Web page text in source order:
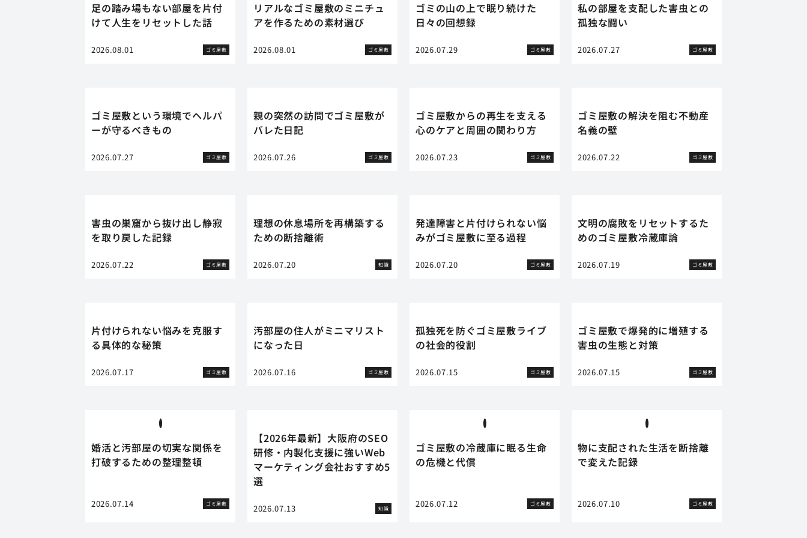
足の踏み場もない部屋を片付
けて人生をリセットした話
2026.08.01 ゴミ屋敷
リアルなゴミ屋敷のミニチュ
アを作るための素材選び
2026.08.01 ゴミ屋敷
ゴミの山の上で眠り続けた
日々の回想録
2026.07.29 ゴミ屋敷
私の部屋を支配した害虫との
孤独な闘い
2026.07.27 ゴミ屋敷
ゴミ屋敷という環境でヘルパ
ーが守るべきもの
2026.07.27 ゴミ屋敷
親の突然の訪問でゴミ屋敷が
バレた日記
2026.07.26 ゴミ屋敷
ゴミ屋敷からの再生を支える
心のケアと周囲の関わり方
2026.07.23 ゴミ屋敷
ゴミ屋敷の解決を阻む不動産
名義の壁
2026.07.22 ゴミ屋敷
害虫の巣窟から抜け出し静寂
を取り戻した記録
2026.07.22 ゴミ屋敷
理想の休息場所を再構築する
ための断捨離術
2026.07.20 知識
発達障害と片付けられない悩
みがゴミ屋敷に至る過程
2026.07.20 ゴミ屋敷
文明の腐敗をリセットするた
めのゴミ屋敷冷蔵庫論
2026.07.19 ゴミ屋敷
片付けられない悩みを克服す
る具体的な秘策
2026.07.17 ゴミ屋敷
汚部屋の住人がミニマリスト
になった日
2026.07.16 ゴミ屋敷
孤独死を防ぐゴミ屋敷ライブ
の社会的役割
2026.07.15 ゴミ屋敷
ゴミ屋敷で爆発的に増殖する
害虫の生態と対策
2026.07.15 ゴミ屋敷
婚活と汚部屋の切実な関係を
打破するための整理整頓
2026.07.14 ゴミ屋敷
【2026年最新】大阪府のSEO
研修・内製化支援に強いWeb
マーケティング会社おすすめ5
選
2026.07.13 知識
ゴミ屋敷の冷蔵庫に眠る生命
の危機と代償
2026.07.12 ゴミ屋敷
物に支配された生活を断捨離
で変えた記録
2026.07.10 ゴミ屋敷